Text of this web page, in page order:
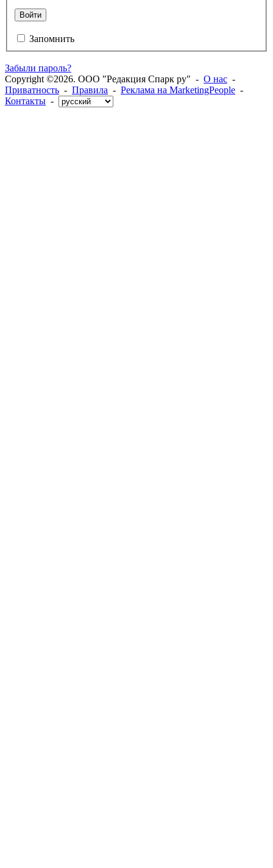
Войти
Запомнить
Забыли пароль?
Copyright ©2026. ООО "Редакция Спарк ру" - О нас -
Приватность - Правила - Реклама на MarketingPeople -
Контакты -